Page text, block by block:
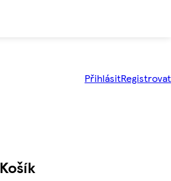
PřihlásitRegistrovat
Košík